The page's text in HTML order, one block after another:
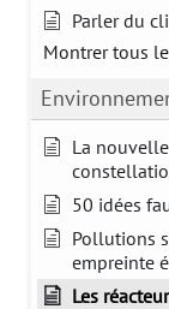
Parler du
Montrer tous
La
50 idées
Pollutions
empreinte
Les